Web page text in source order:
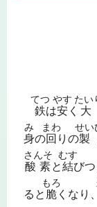
鉄
てつ
は安
やす
く
たい
身
み
の回
まわ
りの製
せい
酸素
さんそ
と結
むす
びつ
ると 脆
もろ
くなり、